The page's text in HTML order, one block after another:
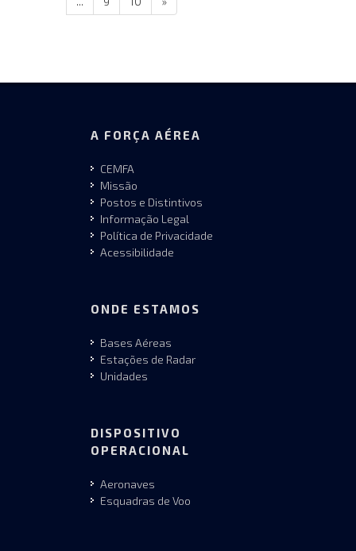
A FORÇA AÉREA
CEMFA
Missão
Postos e Distintivos
Informação Legal
Política de Privacidade
Acessibilidade
ONDE ESTAMOS
Bases Aéreas
Estações de Radar
Unidades
DISPOSITIVO
OPERACIONAL
Aeronaves
Esquadras de Voo